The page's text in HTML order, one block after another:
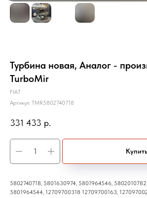
Турбина новая, Аналог -
TurboMir
FIAT
Артикул: TMR5802740718
331 433 р.
5802740718, 5801630974, 5801964546,
5801964544, 12709700318 12709700163,